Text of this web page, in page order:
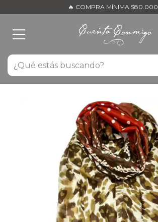
🔥 COMPRA MÍNIMA $80.000